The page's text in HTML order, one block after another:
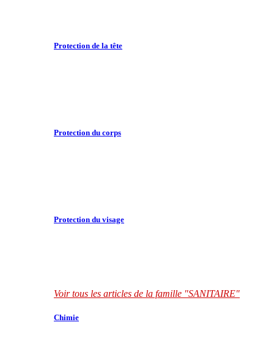
Protection de la tête
Protection du corps
Protection du visage
Voir tous les articles de la famille "SANITAIRE"
Chimie